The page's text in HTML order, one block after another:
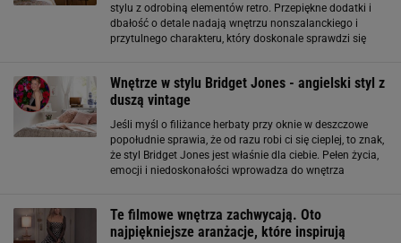
stylu z odrobiną elementów retro. Przepiękne dodatki i
dbałość o detale nadają wnętrzu nonszalanckiego i
przytulnego charakteru, który doskonale sprawdzi się
Wnętrze w stylu Bridget Jones - angielski styl z
duszą vintage
Jeśli myśl o filiżance herbaty przy oknie w deszczowe
popołudnie sprawia, że od razu robi ci się cieplej, to znak,
że styl Bridget Jones jest właśnie dla ciebie. Pełen życia,
emocji i niedoskonałości wprowadza do wnętrza
Te filmowe wnętrza zachwycają. Oto
najpiękniejsze aranżacje, które inspirują